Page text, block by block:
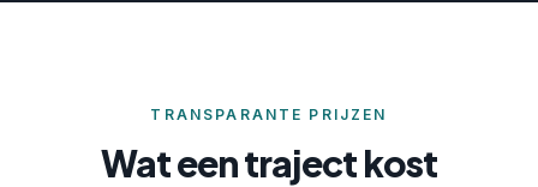
TRANSPARANTE PRIJZEN
Wat een traject kost